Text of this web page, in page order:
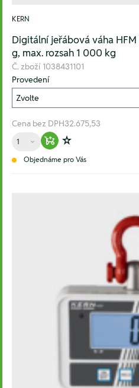
KERN
Digitální jeřábová váha HFM
g, max. rozsah 1 000 kg
Č. zboží 1038431101
Provedení
Cena bez DPH32.675,53
Množství
Warenkorb
Zur Wunschliste
Objednáme pro Vás